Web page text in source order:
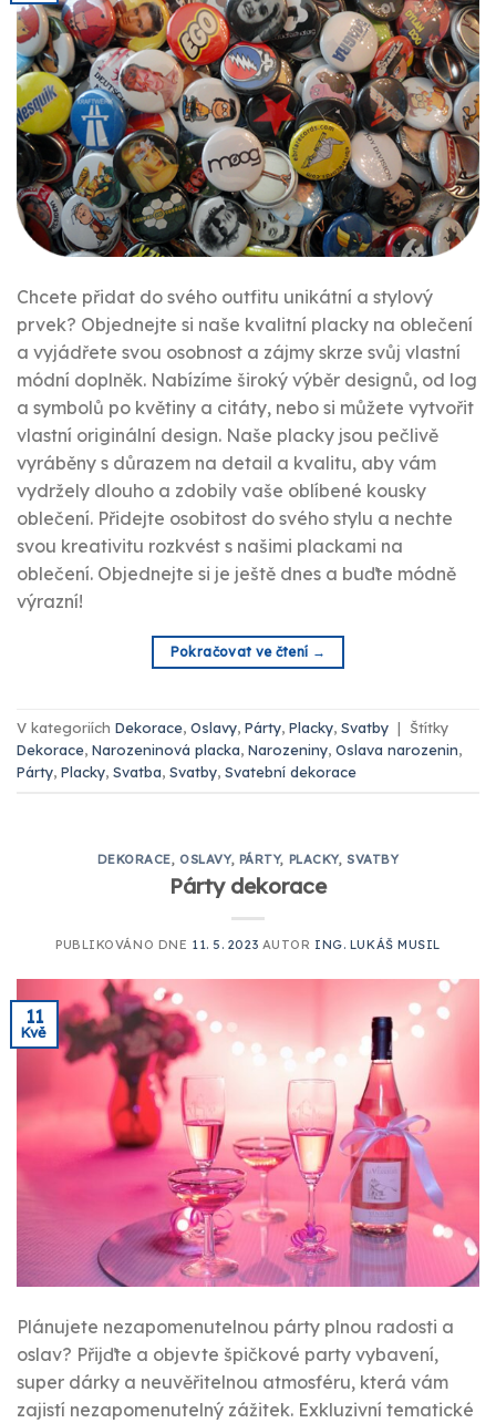
Chcete přidat do svého outfitu unikátní a stylový
prvek? Objednejte si naše kvalitní placky na oblečení
a vyjádřete svou osobnost a zájmy skrze svůj vlastní
módní doplněk. Nabízíme široký výběr designů, od log
a symbolů po květiny a citáty, nebo si můžete vytvořit
vlastní originální design. Naše placky jsou pečlivě
vyráběny s důrazem na detail a kvalitu, aby vám
vydržely dlouho a zdobily vaše oblíbené kousky
oblečení. Přidejte osobitost do svého stylu a nechte
svou kreativitu rozkvést s našimi plackami na
oblečení. Objednejte si je ještě dnes a buďte módně
výrazní!
Pokračovat ve čtení →
V kategoriích Dekorace, Oslavy, Párty, Placky, Svatby |
Štítky
Dekorace, Narozeninová placka, Narozeniny, Oslava narozenin,
Párty, Placky, Svatba, Svatby, Svatební dekorace
DEKORACE,OSLAVY, PÁRTY, PLACKY,SVATBY
Párty dekorace
PUBLIKOVÁNO DNE 11. 5. 2023 AUTOR ING. LUKÁŠ MUSIL
11
Kvě
Plánujete nezapomenutelnou párty plnou radosti a
oslav? Přijďte a objevte špičkové party vybavení,
super dárky a neuvěřitelnou atmosféru, která vám
zajistí nezapomenutelný zážitek. Exkluzivní tematické